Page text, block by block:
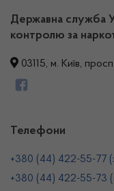
Державна служба
контролю за
03115, м. Київ,
Телефони
+380 (44) 422-55-77
+380 (44) 422-55-73